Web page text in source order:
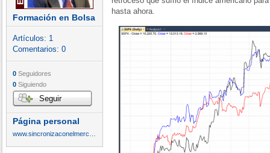
Formación en Bolsa
Artículos: 1
Comentarios: 0
0 Seguidores
0 Siguiendo
Seguir
Página personal
hasta ahora.